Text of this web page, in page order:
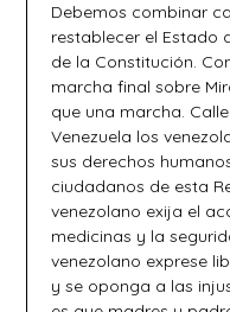
Debemos combinar
restablecer el Estado
de la Constitución.
marcha final sobre
que una marcha.
Venezuela los
sus derechos
ciudadanos de esta
venezolano exija el
medicinas y la
venezolano exprese
y se oponga a las